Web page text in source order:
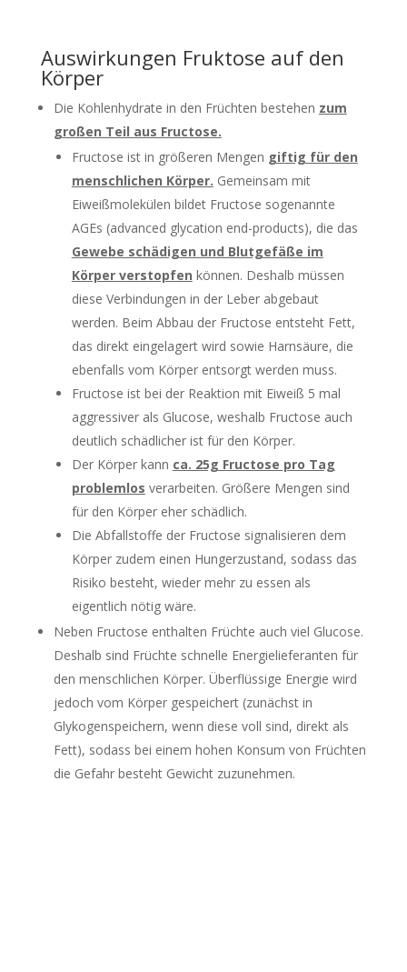
Auswirkungen Fruktose auf den
Körper
Die Kohlenhydrate in den Früchten bestehen zum
großen Teil aus Fructose.
Fructose ist in größeren Mengen giftig für den
menschlichen Körper. Gemeinsam mit
Eiweißmolekülen bildet Fructose sogenannte
AGEs (advanced glycation end-products), die das
Gewebe schädigen und Blutgefäße im
Körper verstopfen können. Deshalb müssen
diese Verbindungen in der Leber abgebaut
werden. Beim Abbau der Fructose entsteht Fett,
das direkt eingelagert wird sowie Harnsäure, die
ebenfalls vom Körper entsorgt werden muss.
Fructose ist bei der Reaktion mit Eiweiß 5 mal
aggressiver als Glucose, weshalb Fructose auch
deutlich schädlicher ist für den Körper.
Der Körper kann ca. 25g Fructose pro Tag
problemlos verarbeiten. Größere Mengen sind
für den Körper eher schädlich.
Die Abfallstoffe der Fructose signalisieren dem
Körper zudem einen Hungerzustand, sodass das
Risiko besteht, wieder mehr zu essen als
eigentlich nötig wäre.
Neben Fructose enthalten Früchte auch viel Glucose.
Deshalb sind Früchte schnelle Energielieferanten für
den menschlichen Körper. Überflüssige Energie wird
jedoch vom Körper gespeichert (zunächst in
Glykogenspeichern, wenn diese voll sind, direkt als
Fett), sodass bei einem hohen Konsum von Früchten
die Gefahr besteht Gewicht zuzunehmen.